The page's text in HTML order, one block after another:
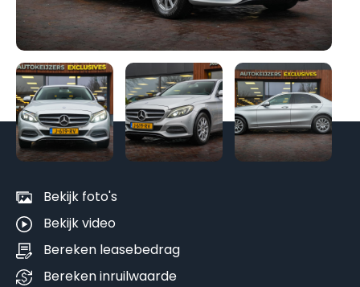
Bekijk foto's
Bekijk video
Bereken leasebedrag
Bereken inruilwaarde